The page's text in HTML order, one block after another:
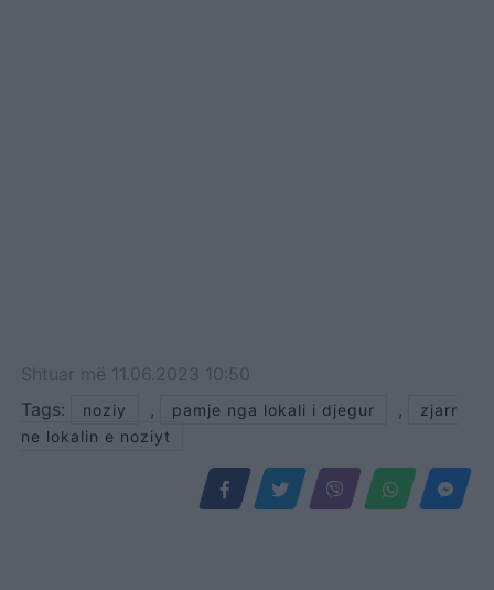
Shtuar më 11.06.2023 10:50
Tags:
noziy , pamje nga lokali i djegur ,
zjarr
ne lokalin e noziyt